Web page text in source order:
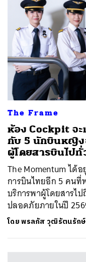
The Frame
ห้อง Cockpit จ
กับ 5 นักบินหญิง
ผู้โดยสารบินไปทั่
The Momentum ได้
การบินไทยอีก 5 คนที่
บริการพาผู้โดยสารไ
ปลอดภัยภายในปี
โดยพรลภัส วุฒิรัตนรักษ์